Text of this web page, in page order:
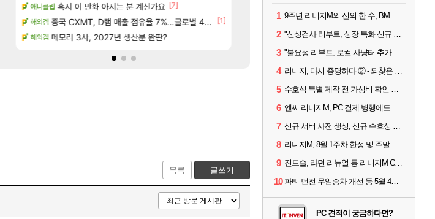
검은사막 풍풍풍 군왕주차가 씹이득 가성비라고 ????
로아 골드 파는 게 왜 쌀숭이임? [197]
메이플 현재 나무위키 실검 1위인 김규원 [84]
베라서버 1위길드 내 대규모 인원이탈종용 추정사건
02년생 헬스녀 레깅스핏 ㄷㄷ [16]
애니클립 혹시 이 만화 아시는 분 계신가요 [7]
해외겜 중국 CXMT, D램 매출 점유율 7%…글로벌 4위로 부상
[1]
해외겜 메모리 3사, 2027년 생산분 완판?
아스오라 아키츠 아키나 성우 정보 및 주요 필모
리밋제로 프롤로그 테스트를 마치고.. (feat. 리아)
목록 글쓰기
1 9주년 리니지M의 신의 한 수, BM 장비 아데나 판매 예고
2 "신성검사 리부트, 성장 특화 신규 서버" 리니지M 3월 업데이트 예고
3 "불요정 리부트, 로컬 사냥터 추가 예정" 리니지M 9주년 업데이트 예고
4 리니지, 다시 증명하다 ② - 되찾은 모바일 왕좌
5 수호석 특별 제작 전 가성비 확인 필수! 3월 2주차 업데이트 이슈
6 엔씨 리니지M, PC 결제 병행에도 모바일 '매출 1위' 탈환
7 신규 서버 사전 생성, 신규 수호성 추가 등 3월 1주차 업데이트 이슈
8 리니지M, 8월 1주차 한정 및 주말 제작 정보
9 진드슬, 라던 리뉴얼 등 리니지M ContiNew 업데이트 핵심 요약
10 파티 던전 무임승차 개선 등 5월 4주차 업데이트 이슈
PC 견적이 궁금하다면?